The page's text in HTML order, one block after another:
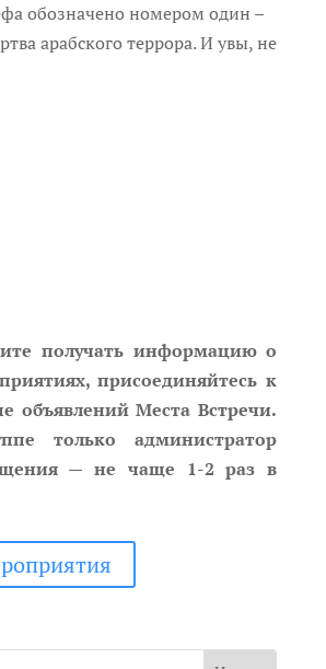
обозначено номером один –
арабского террора. И увы, не
получать информацию о
присоединяйтесь к
объявлений Места Встречи.
только администратор
— не чаще 1-2 раз в